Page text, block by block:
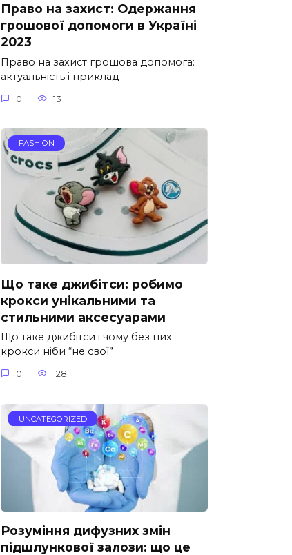
Право на захист: Одержання
грошової допомоги в Україні
2023
Право на захист грошова допомога:
актуальність і приклад
0 13
FASHION
Що таке джибітси: робимо
крокси унікальними та
стильними аксесуарами
Що таке джибітси і чому без них
крокси ніби “не свої”
0 128
UNCATEGORIZED
Розуміння дифузних змін
підшлункової залози: що це